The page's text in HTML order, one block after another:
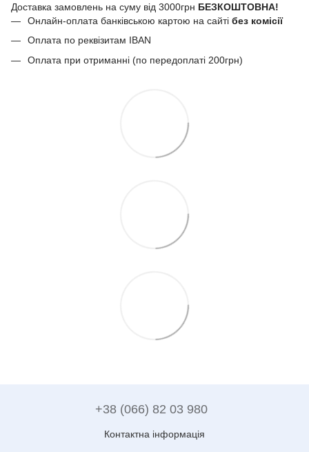
Доставка замовлень на суму від 3000грн БЕЗКОШТОВНА!
Онлайн-оплата банківською картою на сайті без комісії
Оплата по реквізитам IBAN
Оплата при отриманні (по передоплаті 200грн)
+38 (066) 82 03 980
Контактна інформація